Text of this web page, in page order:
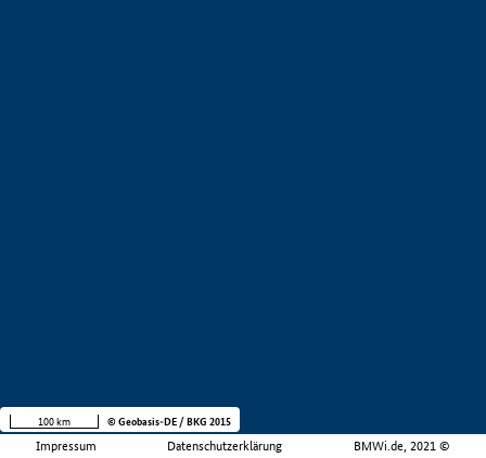
Impressum Datenschutzerklärung BMWi.de, 2021 ©
100 km © Geobasis-DE / BKG 2015